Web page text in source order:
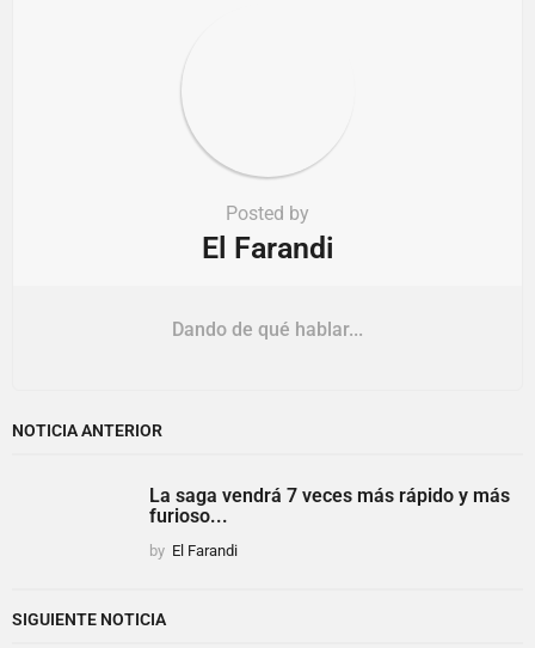
Posted by
El Farandi
Dando de qué hablar...
NOTICIA ANTERIOR
La saga vendrá 7 veces más rápido y más
furioso...
by El Farandi
SIGUIENTE NOTICIA